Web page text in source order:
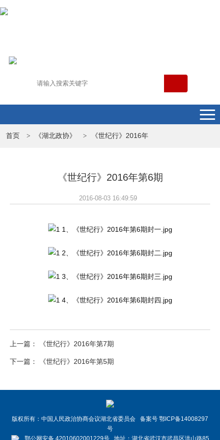
首页 > 《湖北政协》 > 《世纪行》2016年
《世纪行》2016年第6期
2016-08-03 16:49:59
上一篇： 《世纪行》2016年第7期
下一篇： 《世纪行》2016年第5期
版权所有：中国人民政治协商会议湖北省委员会 备案号 鄂ICP备14008297
号
鄂公网安备 42010602001229号 地址：湖北省武汉市武昌区洪山路85